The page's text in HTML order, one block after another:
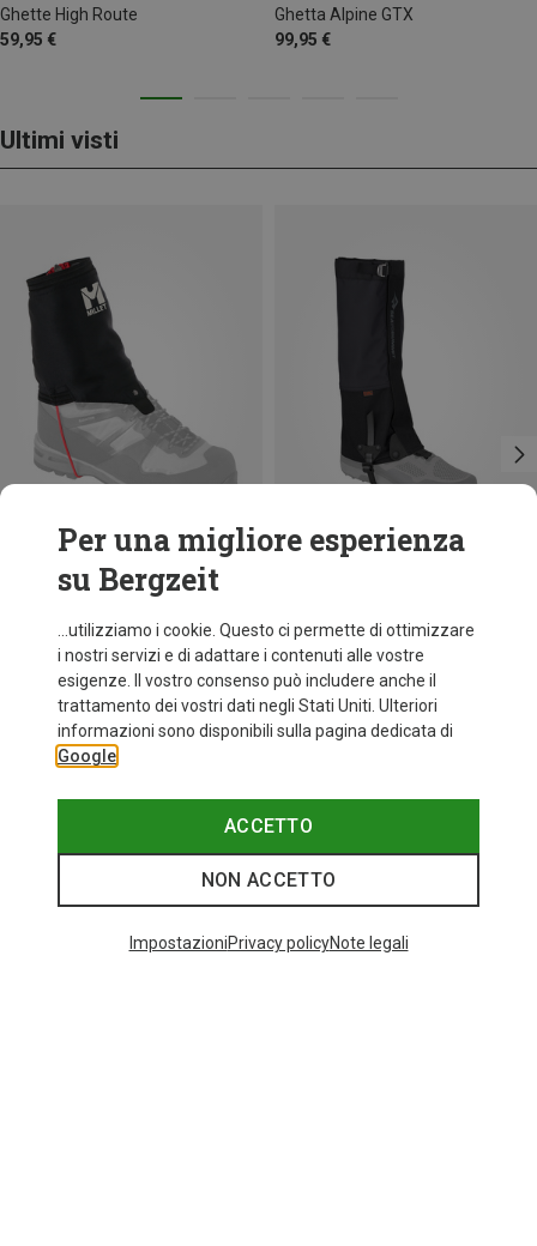
Ghette High Route
59,95 €
Ghetta Alpine GTX
99,95 €
Ultimi visti
Taglie
Ghetta Elevation Dryedge
Sea to Summit
Ghette Quagmire Evac
72,95 €
41|42|43|44|45
43|44|45|46|47
Per una migliore esperienza
su Bergzeit
...utilizziamo i cookie. Questo ci permette di ottimizzare
i nostri servizi e di adattare i contenuti alle vostre
esigenze. Il vostro consenso può includere anche il
trattamento dei vostri dati negli Stati Uniti. Ulteriori
informazioni sono disponibili sulla pagina dedicata di
Google
ACCETTO
NON ACCETTO
ImpostazioniPrivacy policyNote legali